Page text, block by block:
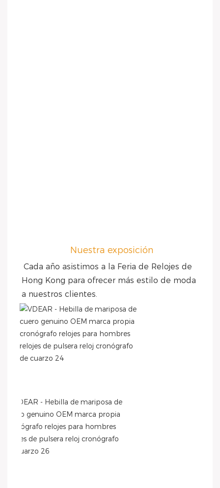
Nuestra exposición
Cada año asistimos a la Feria de Relojes de
Hong Kong para ofrecer más estilo de moda
a nuestros clientes.